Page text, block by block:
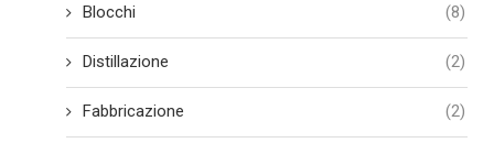
Blocchi (8)
Distillazione (2)
Fabbricazione (2)